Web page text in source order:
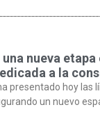
nueva
a la
presentado hoy
un nuevo